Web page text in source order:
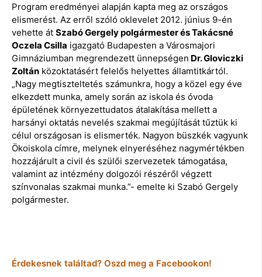
Program eredményei alapján kapta meg az országos
elismerést. Az erről szóló oklevelet 2012. június 9-én
vehette át Szabó Gergely polgármester és Takácsné
Oczela Csilla igazgató Budapesten a Városmajori
Gimnáziumban megrendezett ünnepségen Dr. Gloviczki
Zoltán közoktatásért felelős helyettes államtitkártól.
„Nagy megtiszteltetés számunkra, hogy a közel egy éve
elkezdett munka, amely során az iskola és óvoda
épületének környezettudatos átalakítása mellett a
harsányi oktatás nevelés szakmai megújítását tűztük ki
célul országosan is elismerték. Nagyon büszkék vagyunk
Ökoiskola címre, melynek elnyeréséhez nagymértékben
hozzájárult a civil és szülői szervezetek támogatása,
valamint az intézmény dolgozói részéről végzett
színvonalas szakmai munka.”- emelte ki Szabó Gergely
polgármester.
Érdekesnek találtad? Oszd meg a Facebookon!